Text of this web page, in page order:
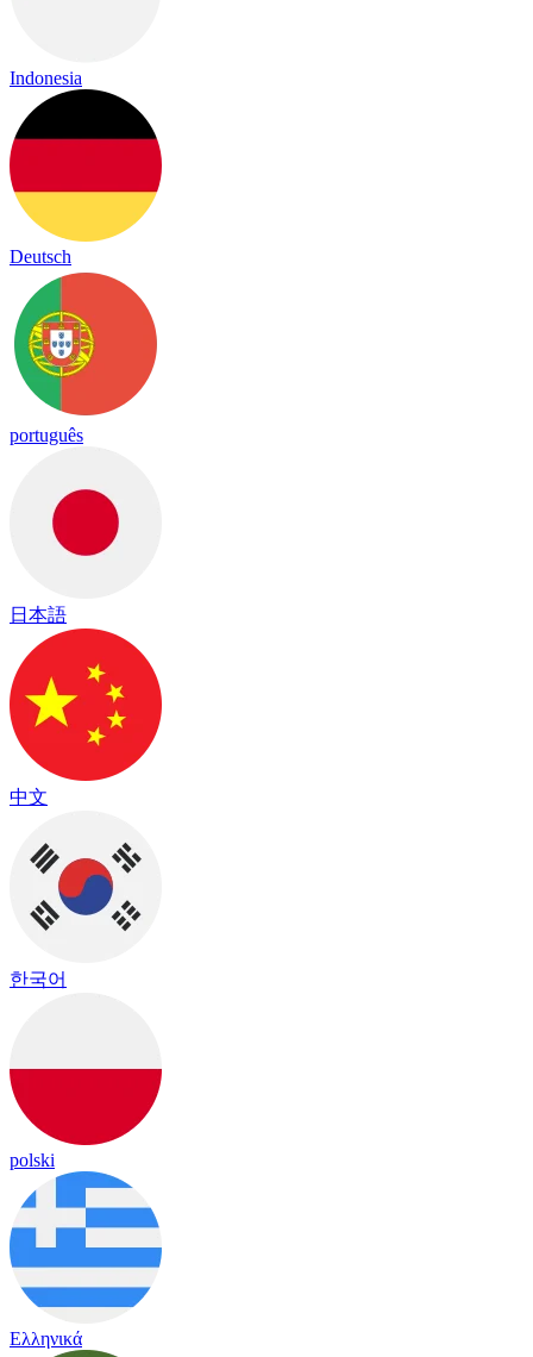
Indonesia
Deutsch
português
日本語
中文
한국어
polski
Ελληνικά